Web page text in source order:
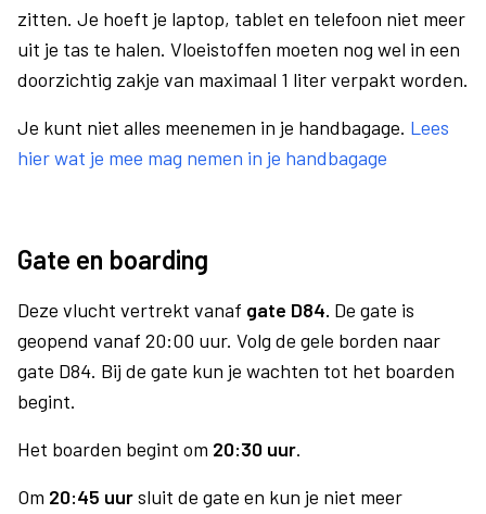
zitten. Je hoeft je laptop, tablet en telefoon niet meer
uit je tas te halen. Vloeistoffen moeten nog wel in een
doorzichtig zakje van maximaal 1 liter verpakt worden.
Je kunt niet alles meenemen in je handbagage. Lees
hier wat je mee mag nemen in je handbagage
Gate en boarding
Deze vlucht vertrekt vanaf gate D84. De gate is
geopend vanaf 20:00 uur. Volg de gele borden naar
gate D84. Bij de gate kun je wachten tot het boarden
begint.
Het boarden begint om 20:30 uur.
Om 20:45 uursluit de gate en kun je niet meer